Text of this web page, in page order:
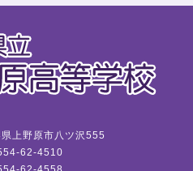
上野原市八ツ沢555
62-4510